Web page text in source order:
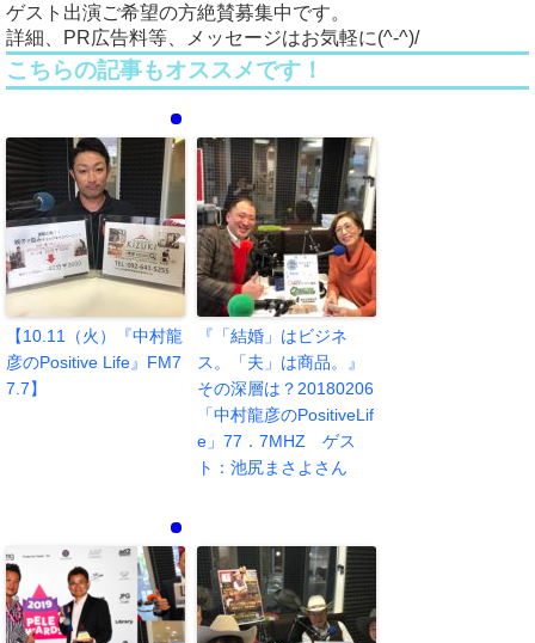
ゲスト出演ご希望の方絶賛募集中です。
詳細、PR広告料等、メッセージはお気軽に(^-^)/
こちらの記事もオススメです！
【10.11（火）『中村龍
彦のPositive Life』FM7
7.7】
『「結婚」はビジネ
ス。「夫」は商品。』
その深層は？20180206
「中村龍彦のPositiveLif
e」77．7MHZ ゲス
ト：池尻まさよさん